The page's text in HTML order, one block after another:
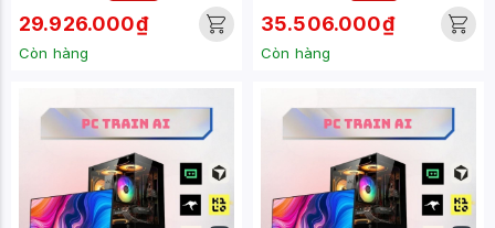
29.926.000₫
Còn hàng
35.506.000₫
Còn hàng